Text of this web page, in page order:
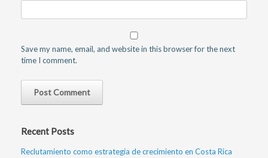
Save my name, email, and website in this browser for the next
time I comment.
Recent Posts
Reclutamiento como estrategia de crecimiento en Costa Rica